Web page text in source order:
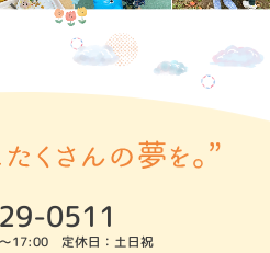
0511
17:00 定休日：土日祝